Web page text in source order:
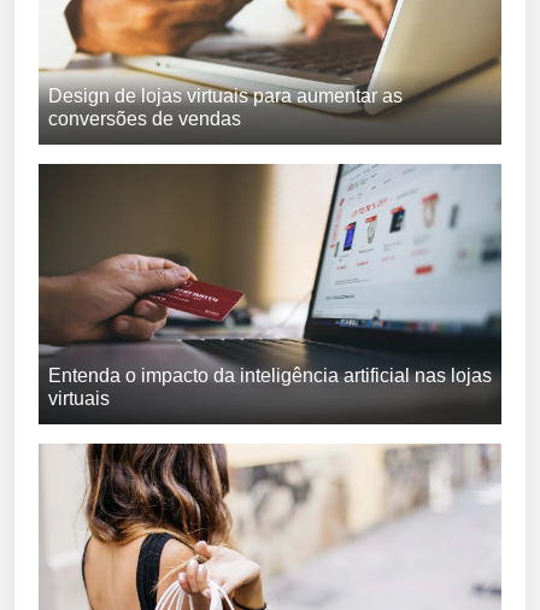
Design de lojas virtuais para aumentar as
conversões de vendas
Entenda o impacto da inteligência artificial nas lojas
virtuais